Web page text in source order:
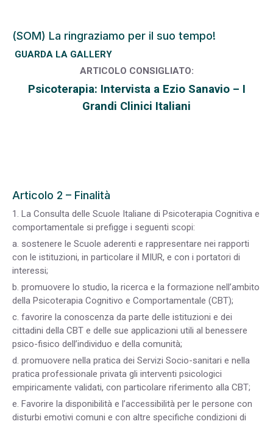
(SOM) La ringraziamo per il suo tempo!
GUARDA LA GALLERY
ARTICOLO CONSIGLIATO:
Psicoterapia: Intervista a Ezio Sanavio – I
Grandi Clinici Italiani
Articolo 2 – Finalità
1. La Consulta delle Scuole Italiane di Psicoterapia Cognitiva e
comportamentale si prefigge i seguenti scopi:
a. sostenere le Scuole aderenti e rappresentare nei rapporti
con le istituzioni, in particolare il MIUR, e con i portatori di
interessi;
b. promuovere lo studio, la ricerca e la formazione nell’ambito
della Psicoterapia Cognitivo e Comportamentale (CBT);
c. favorire la conoscenza da parte delle istituzioni e dei
cittadini della CBT e delle sue applicazioni utili al benessere
psico-fisico dell’individuo e della comunità;
d. promuovere nella pratica dei Servizi Socio-sanitari e nella
pratica professionale privata gli interventi psicologici
empiricamente validati, con particolare riferimento alla CBT;
e. Favorire la disponibilità e l’accessibilità per le persone con
disturbi emotivi comuni e con altre specifiche condizioni di